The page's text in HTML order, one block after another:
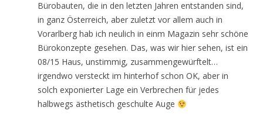
Bürobauten, die in den letzten Jahren entstanden sind,
in ganz Österreich, aber zuletzt vor allem auch in
Vorarlberg hab ich neulich in einm Magazin sehr schöne
Bürokonzepte gesehen. Das, was wir hier sehen, ist ein
08/15 Haus, unstimmig, zusammengewürftelt…
irgendwo versteckt im hinterhof schon OK, aber in
solch exponierter Lage ein Verbrechen für jedes
halbwegs ästhetisch geschulte Auge